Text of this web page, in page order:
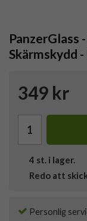
PanzerGlass
Skärmskydd
349 kr
4 st. i lager.
Redo att
Personlig